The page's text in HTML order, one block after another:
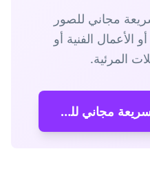
مجاني للصور
الفنية أو
المرئية.
إنشاء رمز استجابة سريعة مجاني للصور